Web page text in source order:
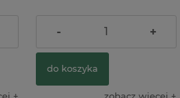
54,00 zł
- +
do koszyka
zobacz więcej